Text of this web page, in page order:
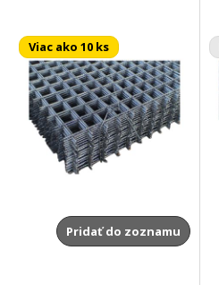
Viac ako 10 ks
Pridať do zoznamu